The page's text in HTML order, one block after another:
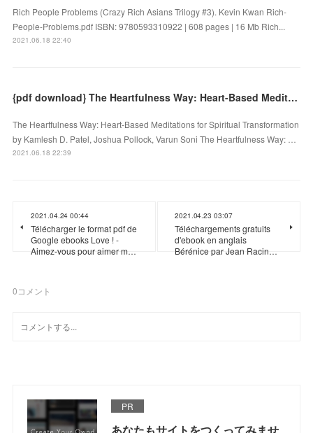
Rich People Problems (Crazy Rich Asians Trilogy #3). Kevin Kwan Rich-
People-Problems.pdf ISBN: 9780593310922 | 608 pages | 16 Mb Rich...
2021.06.18 22:40
{pdf download} The Heartfulness Way: Heart-Based Meditations for Spiritual Transformation
The Heartfulness Way: Heart-Based Meditations for Spiritual Transformation
by Kamlesh D. Patel, Joshua Pollock, Varun Soni The Heartfulness Way: …
2021.06.18 22:39
2021.04.24 00:44
Télécharger le format pdf de
Google ebooks Love ! -
Aimez-vous pour aimer m…
2021.04.23 03:07
Téléchargements gratuits
d'ebook en anglais
Bérénice par Jean Racin…
0コメント
PR